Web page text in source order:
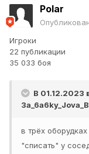
Polar
Игроки
22 публикации
35 033 боя
В 01.12.2023
в трёх
"списать" у